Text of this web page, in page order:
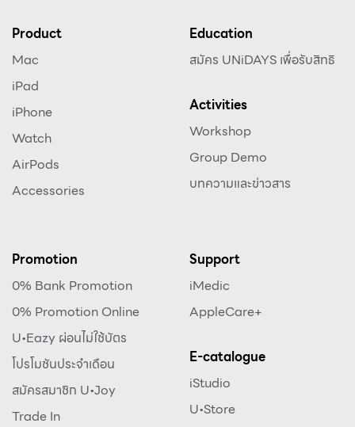
Product
Mac
iPad
iPhone
Watch
AirPods
Accessories
Education
สมัคร UNiDAYS เพื่อรับสิทธิ
Activities
Workshop
Group Demo
บทความและข่าวสาร
Promotion
0% Bank Promotion
0% Promotion Online
U•Eazy ผ่อนไม่ใช้บัตร
โปรโมชันประจำเดือน
สมัครสมาชิก U•Joy
Trade In
Support
iMedic
AppleCare+
E-catalogue
iStudio
U•Store